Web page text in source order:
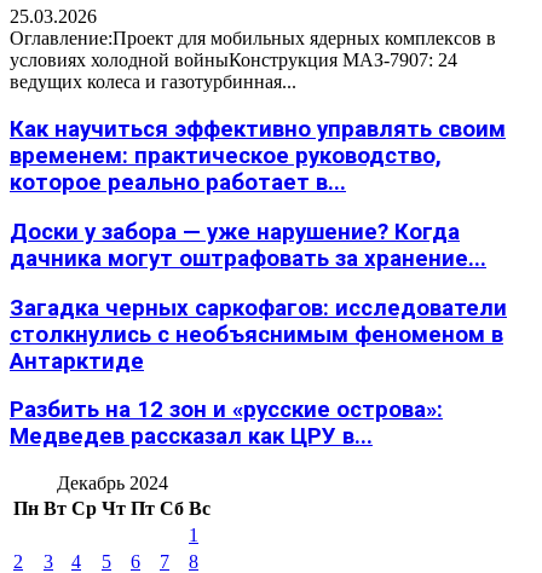
25.03.2026
Оглавление:Проект для мобильных ядерных комплексов в
условиях холодной войныКонструкция МАЗ-7907: 24
ведущих колеса и газотурбинная...
Как научиться эффективно управлять своим
временем: практическое руководство,
которое реально работает в...
Доски у забора — уже нарушение? Когда
дачника могут оштрафовать за хранение...
Загадка черных саркофагов: исследователи
столкнулись с необъяснимым феноменом в
Антарктиде
Разбить на 12 зон и «русские острова»:
Медведев рассказал как ЦРУ в...
Декабрь 2024
Пн Вт Ср Чт Пт Сб Вс
1
2
3 4 5 6 7
8